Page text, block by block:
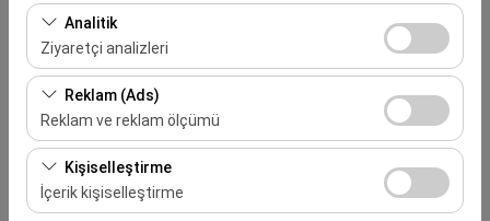
Bu çerezler sitenin doğru şekilde çalışması, güvenlik,
oturum yönetimi ve temel işlevler için gereklidir. Devre
dışı bırakılamaz.
Analitik
Ziyaretçi analizleri
Bu çerezler, sitemizin nasıl kullanıldığını (ziyaretçi sayısı,
en çok ziyaret edilen sayfalar, kullanıcı davranışları)
analiz etmemizi sağlar. Bu veriler, web sitesi
performansını ölçmek ve kullanıcı deneyimini sürekli
iyileştirmek için kullanılır.
Reklam (Ads)
Reklam ve reklam ölçümü
Bu çerezler, size ilgi alanlarınıza uygun kişiselleştirilmiş
reklamlar göstermemize ve reklam kampanyalarımızın
etkinliğini (gösterim sayısı, tıklama oranı) ölçmemize
Kişiselleştirme
İçerik kişiselleştirme
Alış Tarih & Saat
Bırakış Tarih & Saat